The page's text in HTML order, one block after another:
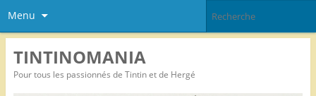
Menu
TINTINOMANIA
Pour tous les passionnés de Tintin et de Hergé